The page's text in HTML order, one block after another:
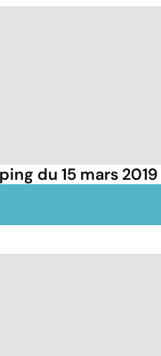
du 15 mars 2019